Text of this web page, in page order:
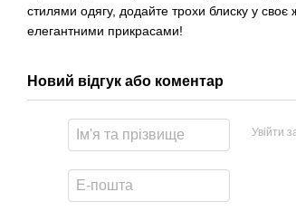
стилями одягу, додайте трохи блиску у
елегантними прикрасами!
Новий відгук або коментар
Увійти